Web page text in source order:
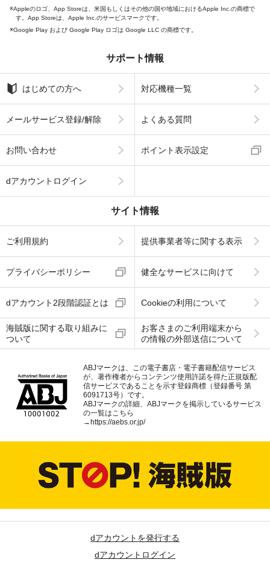
Appleのロゴ、App Storeは、米国もしくはその他の国や地域におけるApple Inc.の商標で
す。App Storeは、Apple Inc.のサービスマークです。
Google Play および Google Play ロゴは Google LLC の商標です。
サポート情報
はじめての方へ 対応機種一覧
メールサービス登録/解除 よくある質問
お問い合わせ ポイント表示設定
dアカウントログイン
サイト情報
ご利用規約 提供事業者等に関する表示
プライバシーポリシー 健全なサービスに向けて
dアカウント2段階認証とは Cookieの利用について
海賊版に関する取り組みに
ついて
お客さまのご利用端末から
の情報の外部送信について
ABJマークは、この電子書店・電子書籍配信サービス
が、著作権者からコンテンツ使用許諾を得た正規版配
信サービスであることを示す登録商標（登録番号 第
6091713号）です。
ABJマークの詳細、ABJマークを掲示しているサービス
の一覧はこちら
→ https://aebs.or.jp/
dアカウントを発行する
dアカウントログイン